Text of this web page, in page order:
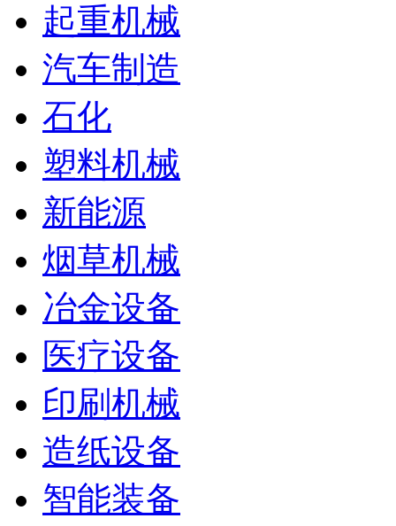
起重机械
汽车制造
石化
塑料机械
新能源
烟草机械
冶金设备
医疗设备
印刷机械
造纸设备
智能装备